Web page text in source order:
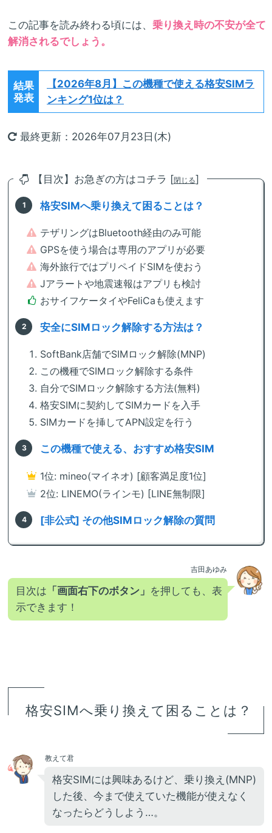
この記事を読み終わる頃には、 乗り換え時の不安が全て
解消されるでしょう。
結果
発表
【2026年8月】 この機種で使える格安SIMラ
ンキング1位は？
最終更新：2026年07月23日(木)
【目次】お急ぎの方はコチラ [閉じる]
格安SIMへ乗り換えて困ることは？
テザリングはBluetooth経由のみ可能
GPSを使う場合は専用のアプリが必要
海外旅行ではプリペイドSIMを使おう
Jアラートや地震速報はアプリも検討
おサイフケータイやFeliCaも使えます
安全にSIMロック解除する方法は？
SoftBank店舗でSIMロック解除(MNP)
この機種でSIMロック解除する条件
自分でSIMロック解除する方法(無料)
格安SIMに契約してSIMカードを入手
SIMカードを挿してAPN設定を行う
この機種で使える、おすすめ格安SIM
1位: mineo(マイネオ) [顧客満足度1位]
2位: LINEMO(ラインモ) [LINE無制限]
[非公式] その他SIMロック解除の質問
吉田あゆみ
目次は 「画面右下のボタン」 を押しても、表
示できます！
格安SIMへ乗り換えて困ることは？
教えて君
格安SIMには興味あるけど、乗り換え(MNP)
した後、今まで使えていた機能が使えなく
なったらどうしよう…。